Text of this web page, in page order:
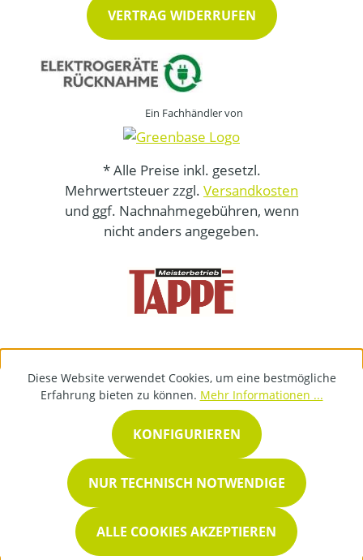
VERTRAG WIDERRUFEN
Ein Fachhändler von
* Alle Preise inkl. gesetzl.
Mehrwertsteuer zzgl. Versandkosten
und ggf. Nachnahmegebühren, wenn
nicht anders angegeben.
Diese Website verwendet Cookies, um eine bestmögliche
Erfahrung bieten zu können. Mehr Informationen ...
NUR TECHNISCH NOTWENDIGE
KONFIGURIEREN
ALLE COOKIES AKZEPTIEREN